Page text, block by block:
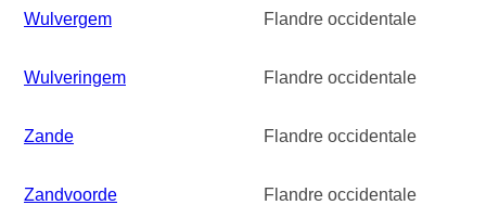
Wulvergem Flandre occidentale
Wulveringem Flandre occidentale
Zande Flandre occidentale
Zandvoorde Flandre occidentale